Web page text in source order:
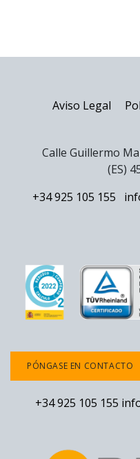
Aviso Legal
Calle Guillermo
(ES)
+34 925 105 155
PÓNGASE EN CONTACTO
+34 925 105 155